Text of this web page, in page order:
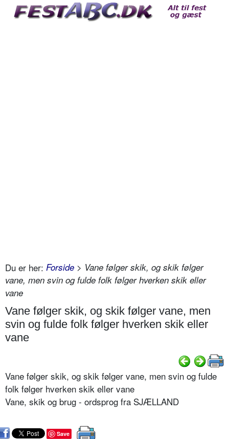
Du er her: Forside > Vane følger skik, og skik følger
vane, men svin og fulde folk følger hverken skik eller
vane
Vane følger skik, og skik følger vane, men
svin og fulde folk følger hverken skik eller
vane
Vane følger skik, og skik følger vane, men svin og fulde
folk følger hverken skik eller vane
Vane, skik og brug - ordsprog fra SJÆLLAND
Save